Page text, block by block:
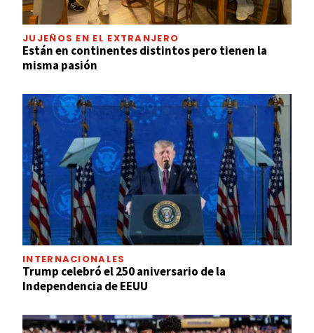
JUJEÑOS EN EL EXTRANJERO
Están en continentes distintos pero tienen la
misma pasión
INTERNACIONALES
Trump celebró el 250 aniversario de la
Independencia de EEUU